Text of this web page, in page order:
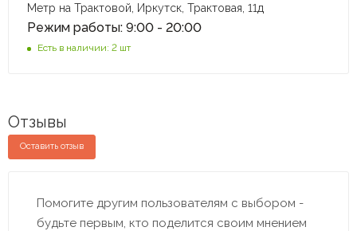
Метр на Трактовой, Иркутск, Трактовая, 11д
Режим работы: 9:00 - 20:00
Есть в наличии: 2 шт
Отзывы
Оставить отзыв
Помогите другим пользователям с выбором -
будьте первым, кто поделится своим мнением